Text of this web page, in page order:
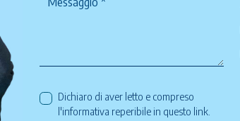
Dichiaro di aver letto e compreso
l'informativa reperibile in questo link